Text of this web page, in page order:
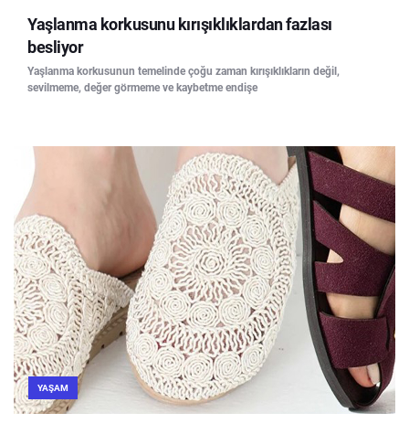
Yaşlanma korkusunu kırışıklıklardan fazlası
besliyor
Yaşlanma korkusunun temelinde çoğu zaman kırışıklıkların değil,
sevilmeme, değer görmeme ve kaybetme endişe
YAŞAM